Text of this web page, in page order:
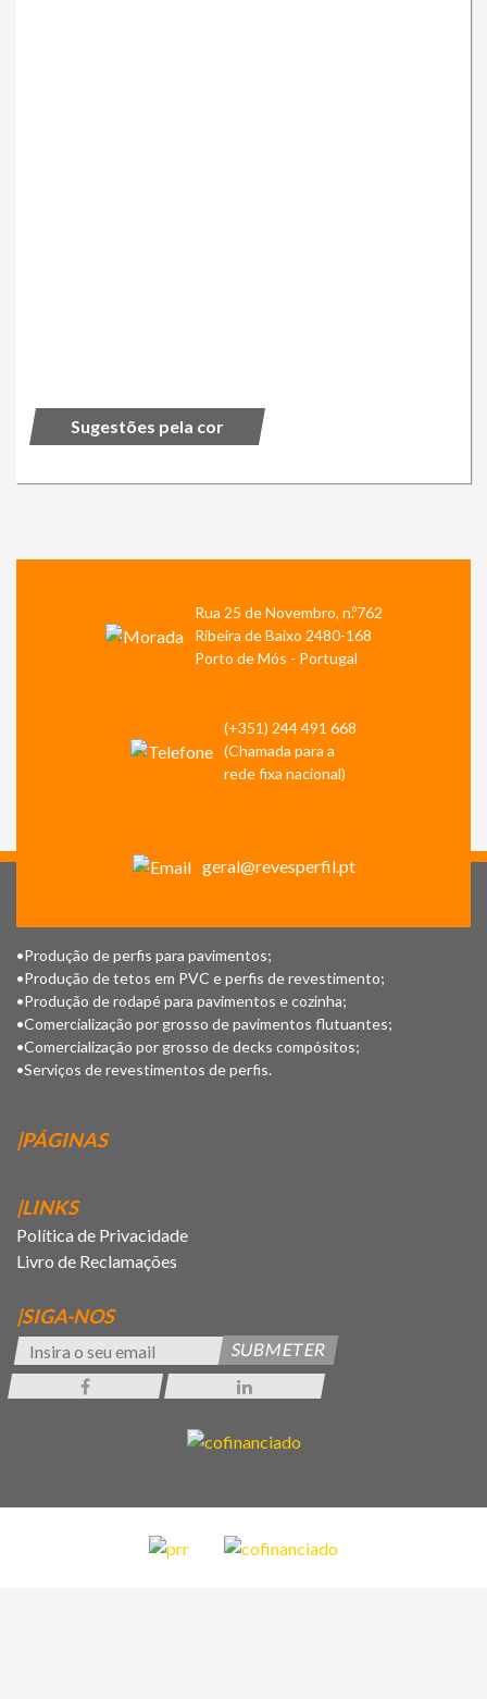
Sugestões pela cor
Rua 25 de Novembro, n.º762
Ribeira de Baixo 2480-168
Porto de Mós - Portugal
(+351) 244 491 668
(Chamada para a
rede fixa nacional)
geral@revesperfil.pt
•Produção de perfis para pavimentos;
•Produção de tetos em PVC e perfis de revestimento;
•Produção de rodapé para pavimentos e cozinha;
•Comercialização por grosso de pavimentos flutuantes;
•Comercialização por grosso de decks compósitos;
•Serviços de revestimentos de perfis.
|PÁGINAS
|LINKS
Política de Privacidade
Livro de Reclamações
|SIGA-NOS
SUBMETER